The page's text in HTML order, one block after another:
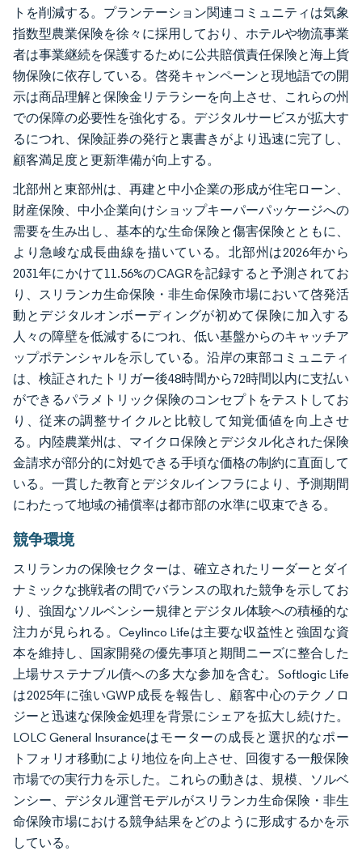
トを削減する。プランテーション関連コミュニティは気象
指数型農業保険を徐々に採用しており、ホテルや物流事業
者は事業継続を保護するために公共賠償責任保険と海上貨
物保険に依存している。啓発キャンペーンと現地語での開
示は商品理解と保険金リテラシーを向上させ、これらの州
での保障の必要性を強化する。デジタルサービスが拡大す
るにつれ、保険証券の発行と裏書きがより迅速に完了し、
顧客満足度と更新準備が向上する。
北部州と東部州は、再建と中小企業の形成が住宅ローン、
財産保険、中小企業向けショップキーパーパッケージへの
需要を生み出し、基本的な生命保険と傷害保険とともに、
より急峻な成長曲線を描いている。北部州は2026年から
2031年にかけて11.56%のCAGRを記録すると予測されてお
り、スリランカ生命保険・非生命保険市場において啓発活
動とデジタルオンボーディングが初めて保険に加入する
人々の障壁を低減するにつれ、低い基盤からのキャッチア
ップポテンシャルを示している。沿岸の東部コミュニティ
は、検証されたトリガー後48時間から72時間以内に支払い
ができるパラメトリック保険のコンセプトをテストしてお
り、従来の調整サイクルと比較して知覚価値を向上させ
る。内陸農業州は、マイクロ保険とデジタル化された保険
金請求が部分的に対処できる手頃な価格の制約に直面して
いる。一貫した教育とデジタルインフラにより、予測期間
にわたって地域の補償率は都市部の水準に収束できる。
競争環境
スリランカの保険セクターは、確立されたリーダーとダイ
ナミックな挑戦者の間でバランスの取れた競争を示してお
り、強固なソルベンシー規律とデジタル体験への積極的な
注力が見られる。Ceylinco Lifeは主要な収益性と強固な資
本を維持し、国家開発の優先事項と期間ニーズに整合した
上場サステナブル債への多大な参加を含む。Softlogic Life
は2025年に強いGWP成長を報告し、顧客中心のテクノロ
ジーと迅速な保険金処理を背景にシェアを拡大し続けた。
LOLC General Insuranceはモーターの成長と選択的なポー
トフォリオ移動により地位を向上させ、回復する一般保険
市場での実行力を示した。これらの動きは、規模、ソルベ
ンシー、デジタル運営モデルがスリランカ生命保険・非生
命保険市場における競争結果をどのように形成するかを示
している。